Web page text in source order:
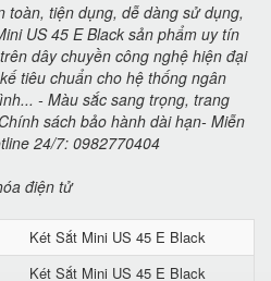
toàn, tiện dụng, dễ dàng sử dụng,
US 45 E Black sản phẩm uy tín
dây chuyền công nghệ hiện đại
tiêu chuẩn cho hệ thống ngân
- Màu sắc sang trọng, trang
sách bảo hành dài hạn- Miễn
24/7: 0982770404
Két Sắt Mini US 45 E Black
Két Sắt Mini US 45 E Black